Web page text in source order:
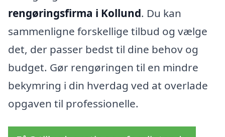
rengøringsfirma i Kollund. Du kan
sammenligne forskellige tilbud og vælge
det, der passer bedst til dine behov og
budget. Gør rengøringen til en mindre
bekymring i din hverdag ved at overlade
opgaven til professionelle.